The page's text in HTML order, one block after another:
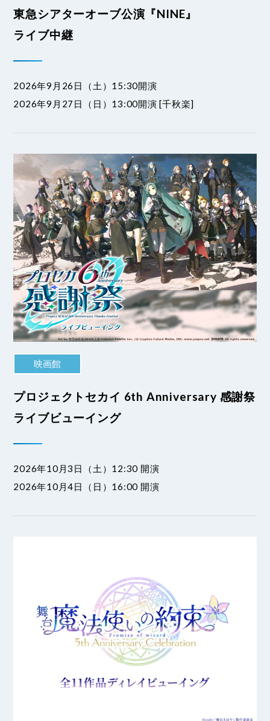
東急シアターオーブ公演『NINE』
ライブ中継
2026年9月26日（土）15:30開演
2026年9月27日（日）13:00開演 [千秋楽]
映画館
プロジェクトセカイ 6th Anniversary 感謝祭
ライブビューイング
2026年10月3日（土）12:30 開演
2026年10月4日（日）16:00 開演